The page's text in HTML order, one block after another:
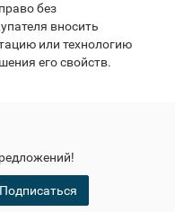
без
вносить
или технологию
его свойств.
Подписаться